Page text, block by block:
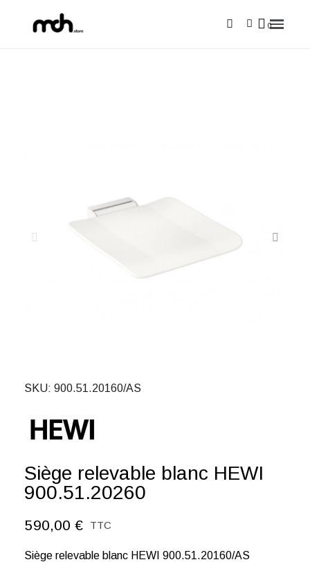
SKU 900.51.20160/AS
Siège relevable blanc HEWI
900.51.20260
590,00 € TTC
Siège relevable blanc HEWI 900.51.20160/AS